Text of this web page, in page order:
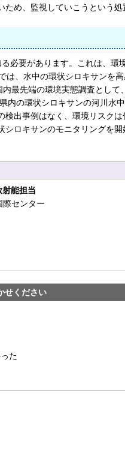
め、監視していこうという処
必要があります。これは、環
は、水中の環状シロキサンを
最先端の環境実態調査とし
の環状シロキサンの河川水
出事例はなく、環境リスク
ロキサンのモニタリングを
能担当
センター
せください
た